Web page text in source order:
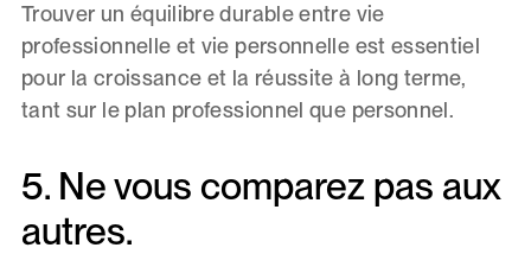
Trouver un équilibre durable entre vie
professionnelle et vie personnelle est essentiel
pour la croissance et la réussite à long terme,
tant sur le plan professionnel que personnel.
5. Ne vous comparez pas aux
autres.